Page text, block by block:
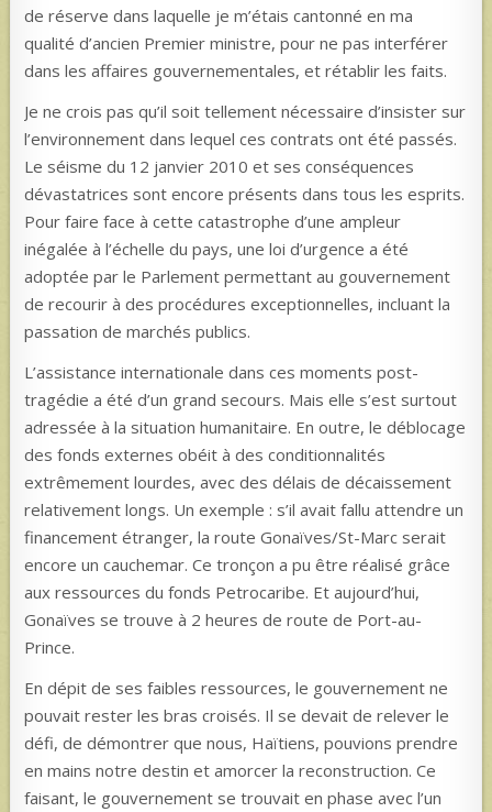
de réserve dans laquelle je m’étais cantonné en ma
qualité d’ancien Premier ministre, pour ne pas interférer
dans les affaires gouvernementales, et rétablir les faits.
Je ne crois pas qu’il soit tellement nécessaire d’insister sur
l’environnement dans lequel ces contrats ont été passés.
Le séisme du 12 janvier 2010 et ses conséquences
dévastatrices sont encore présents dans tous les esprits.
Pour faire face à cette catastrophe d’une ampleur
inégalée à l’échelle du pays, une loi d’urgence a été
adoptée par le Parlement permettant au gouvernement
de recourir à des procédures exceptionnelles, incluant la
passation de marchés publics.
L’assistance internationale dans ces moments post-
tragédie a été d’un grand secours. Mais elle s’est surtout
adressée à la situation humanitaire. En outre, le déblocage
des fonds externes obéit à des conditionnalités
extrêmement lourdes, avec des délais de décaissement
relativement longs. Un exemple : s’il avait fallu attendre un
financement étranger, la route Gonaïves/St-Marc serait
encore un cauchemar. Ce tronçon a pu être réalisé grâce
aux ressources du fonds Petrocaribe. Et aujourd’hui,
Gonaïves se trouve à 2 heures de route de Port-au-
Prince.
En dépit de ses faibles ressources, le gouvernement ne
pouvait rester les bras croisés. Il se devait de relever le
défi, de démontrer que nous, Haïtiens, pouvions prendre
en mains notre destin et amorcer la reconstruction. Ce
faisant, le gouvernement se trouvait en phase avec l’un